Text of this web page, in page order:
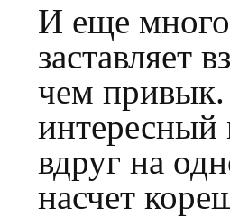
И еще много
заставляет
чем привык.
интересный
вдруг на
насчет